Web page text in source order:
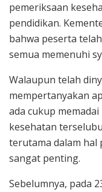
pemeriksaan
pendidikan.
bahwa peserta
semua memenuhi
Walaupun telah
mempertanyakan
ada cukup
kesehatan
terutama dalam hal
sangat penting.
Sebelumnya, pada